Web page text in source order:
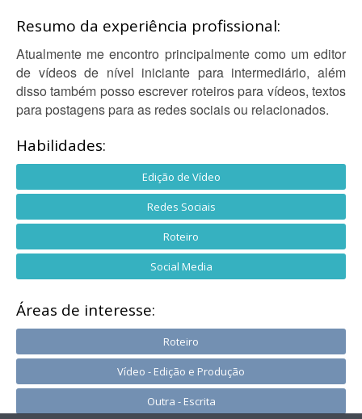
Resumo da experiência profissional:
Atualmente me encontro principalmente como um editor
de vídeos de nível iniciante para intermediário, além
disso também posso escrever roteiros para vídeos, textos
para postagens para as redes sociais ou relacionados.
Habilidades:
Edição de Vídeo
Redes Sociais
Roteiro
Social Media
Áreas de interesse:
Roteiro
Vídeo - Edição e Produção
Outra - Escrita